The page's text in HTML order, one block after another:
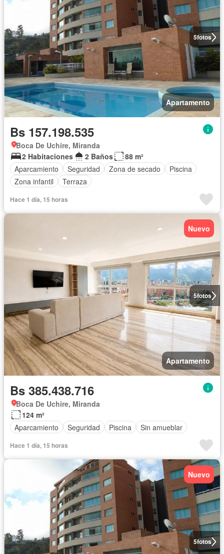
5fotos
Apartamento
Bs 157.198.535
Boca De Uchire, Miranda
2 Habitaciones
2 Baños
88 m²
Aparcamiento
Seguridad Zona de secado
Piscina
Zona infantil
Terraza
Hace 1 día, 15 horas
5fotos
Nuevo
Apartamento
Bs 385.438.716
Boca De Uchire, Miranda
124 m²
Aparcamiento
Seguridad Piscina Sin amueblar
Hace 1 día, 15 horas
5fotos
Nuevo